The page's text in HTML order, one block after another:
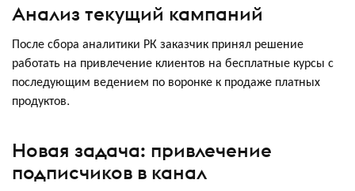
Анализ текущий кампаний
После сбора аналитики РК заказчик принял решение
работать на привлечение клиентов на бесплатные курсы с
последующим ведением по воронке к продаже платных
продуктов.
Новая задача: привлечение
подписчиков в канал